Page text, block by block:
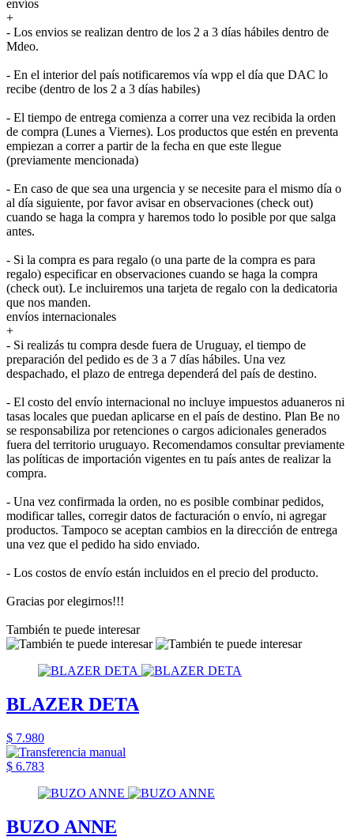
envíos
+
- Los envios se realizan dentro de los 2 a 3 días hábiles dentro de
Mdeo.
- En el interior del país notificaremos vía wpp el día que DAC lo
recibe (dentro de los 2 a 3 días habiles)
- El tiempo de entrega comienza a correr una vez recibida la orden
de compra (Lunes a Viernes). Los productos que estén en preventa
empiezan a correr a partir de la fecha en que este llegue
(previamente mencionada)
- En caso de que sea una urgencia y se necesite para el mismo día o
al día siguiente, por favor avisar en observaciones (check out)
cuando se haga la compra y haremos todo lo posible por que salga
antes.
- Si la compra es para regalo (o una parte de la compra es para
regalo) especificar en observaciones cuando se haga la compra
(check out). Le incluiremos una tarjeta de regalo con la dedicatoria
que nos manden.
envíos internacionales
+
- Si realizás tu compra desde fuera de Uruguay, el tiempo de
preparación del pedido es de 3 a 7 días hábiles. Una vez
despachado, el plazo de entrega dependerá del país de destino.
- El costo del envío internacional no incluye impuestos aduaneros ni
tasas locales que puedan aplicarse en el país de destino. Plan Be no
se responsabiliza por retenciones o cargos adicionales generados
fuera del territorio uruguayo. Recomendamos consultar previamente
las políticas de importación vigentes en tu país antes de realizar la
compra.
- Una vez confirmada la orden, no es posible combinar pedidos,
modificar talles, corregir datos de facturación o envío, ni agregar
productos. Tampoco se aceptan cambios en la dirección de entrega
una vez que el pedido ha sido enviado.
- Los costos de envío están incluidos en el precio del producto.
Gracias por elegirnos!!!
También te puede interesar
BLAZER DETA
$ 7.980
$ 6.783
BUZO ANNE